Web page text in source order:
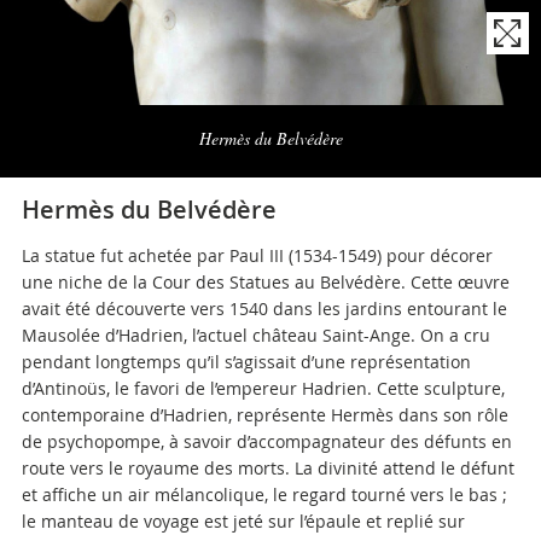
Hermès du Belvédère
Hermès du Belvédère
La statue fut achetée par Paul III (1534-1549) pour décorer
une niche de la Cour des Statues au Belvédère. Cette œuvre
avait été découverte vers 1540 dans les jardins entourant le
Mausolée d’Hadrien, l’actuel château Saint-Ange. On a cru
pendant longtemps qu’il s’agissait d’une représentation
d’Antinoüs, le favori de l’empereur Hadrien. Cette sculpture,
contemporaine d’Hadrien, représente Hermès dans son rôle
de psychopompe, à savoir d’accompagnateur des défunts en
route vers le royaume des morts. La divinité attend le défunt
et affiche un air mélancolique, le regard tourné vers le bas ;
le manteau de voyage est jeté sur l’épaule et replié sur